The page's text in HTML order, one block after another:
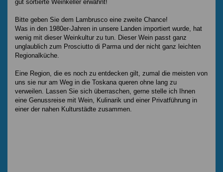
gut sortierte Weinkeller erwähnt!
Bitte geben Sie dem Lambrusco eine zweite Chance!
Was in den 1980er-Jahren in unsere Landen importiert wurde, hat
wenig mit dieser Weinkultur zu tun. Dieser Wein passt ganz
unglaublich zum Prosciutto di Parma und der nicht ganz leichten
Regionalküche.
Eine Region, die es noch zu entdecken gilt, zumal die meisten von
uns sie nur am Weg in die Toskana queren ohne lang zu
verweilen. Lassen Sie sich überraschen, gerne stelle ich Ihnen
eine Genussreise mit Wein, Kulinarik und einer Privatführung in
einer der nahen Kulturstädte zusammen.